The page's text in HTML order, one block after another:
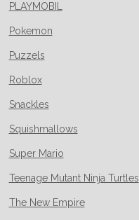
PLAYMOBIL
Pokemon
Puzzels
Roblox
Snackles
Squishmallows
Super Mario
Teenage Mutant Ninja Turtles
The New Empire